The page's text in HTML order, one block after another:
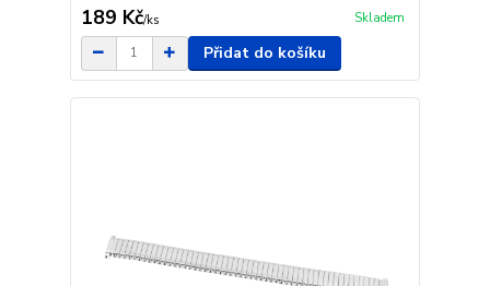
189 Kč/ks Skladem
Přidat do košíku